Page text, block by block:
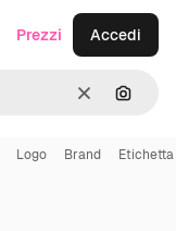
CancellaCerca
Prezzi Accedi
Logo Brand